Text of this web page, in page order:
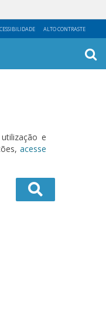
ALTO CONTRASTE
e
acesse